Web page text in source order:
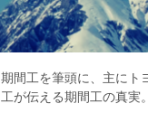
間工を筆頭に、主に
が伝える期間工の真実